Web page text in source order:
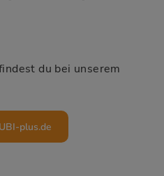
du bei unserem
plus.de